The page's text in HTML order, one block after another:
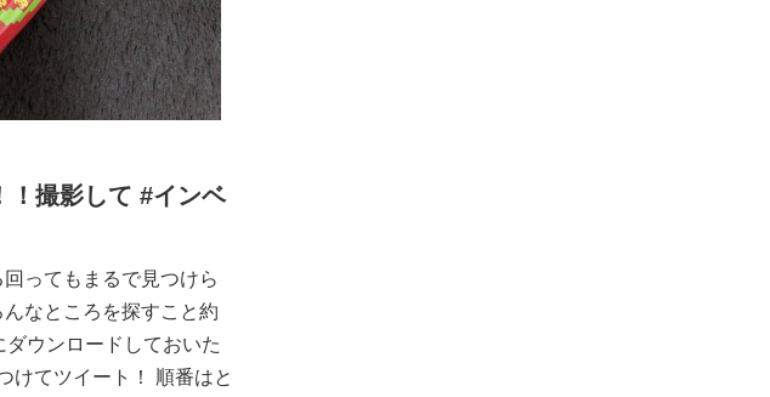
！撮影して #インベ
ってもまるで見つけら
なところを探すこと約
ウンロードしておいた
けてツイート！ 順番はと